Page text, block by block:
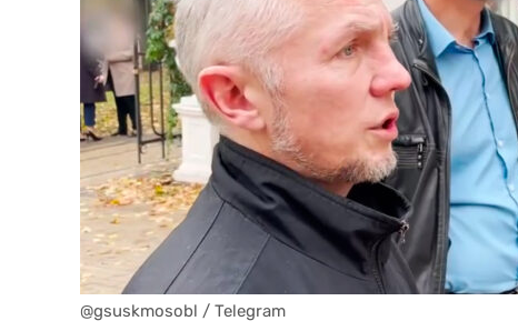
@gsuskmosobl / Telegram